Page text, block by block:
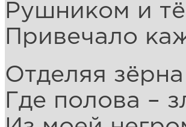
Рушником и
Привечало
Отделяя
Где полова –